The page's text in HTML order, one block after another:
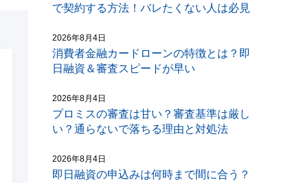
で契約する方法！バレたくない人は必見
2026年8月4日
消費者金融カードローンの特徴とは？即
日融資＆審査スピードが早い
2026年8月4日
プロミスの審査は甘い？審査基準は厳し
い？通らないで落ちる理由と対処法
2026年8月4日
即日融資の申込みは何時まで間に合う？